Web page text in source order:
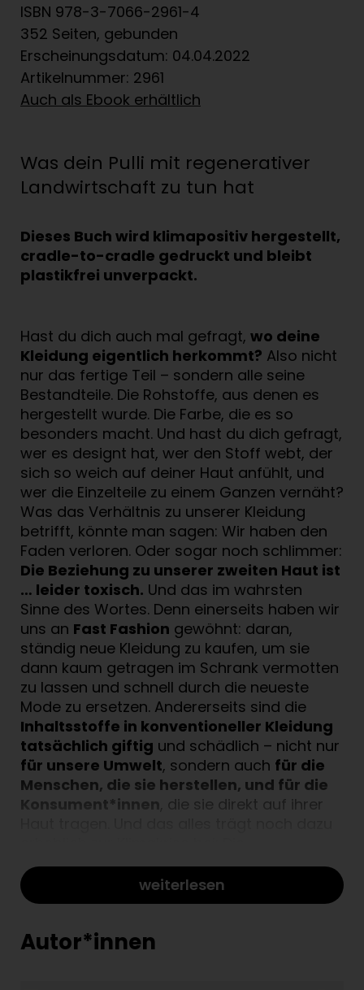
ISBN 978-3-7066-2961-4
352 Seiten, gebunden
Erscheinungsdatum: 04.04.2022
Artikelnummer: 2961
Auch als Ebook erhältlich
Was dein Pulli mit regenerativer
Landwirtschaft zu tun hat
Dieses Buch wird klimapositiv hergestellt,
cradle-to-cradle gedruckt und bleibt
plastikfrei unverpackt.
Hast du dich auch mal gefragt, wo deine
Kleidung eigentlich herkommt? Also nicht
nur das fertige Teil – sondern alle seine
Bestandteile. Die Rohstoffe, aus denen es
hergestellt wurde. Die Farbe, die es so
besonders macht. Und hast du dich gefragt,
wer es designt hat, wer den Stoff webt, der
sich so weich auf deiner Haut anfühlt, und
wer die Einzelteile zu einem Ganzen vernäht?
Was das Verhältnis zu unserer Kleidung
betrifft, könnte man sagen: Wir haben den
Faden verloren. Oder sogar noch schlimmer:
Die Beziehung zu unserer zweiten Haut ist
… leider toxisch. Und das im wahrsten
Sinne des Wortes. Denn einerseits haben wir
uns an Fast Fashion gewöhnt: daran,
ständig neue Kleidung zu kaufen, um sie
dann kaum getragen im Schrank vermotten
zu lassen und schnell durch die neueste
Mode zu ersetzen. Andererseits sind die
Inhaltsstoffe in konventioneller Kleidung
tatsächlich giftig und schädlich – nicht nur
für unsere Umwelt, sondern auch für die
Menschen, die sie herstellen, und für die
Konsument*innen , die sie direkt auf ihrer
Modeindustrie ist heute für 10% der
menschengemachten Treibhausgas-
Emissionen verantwortlich, mehr als der
weiterlesen
Autor*innen